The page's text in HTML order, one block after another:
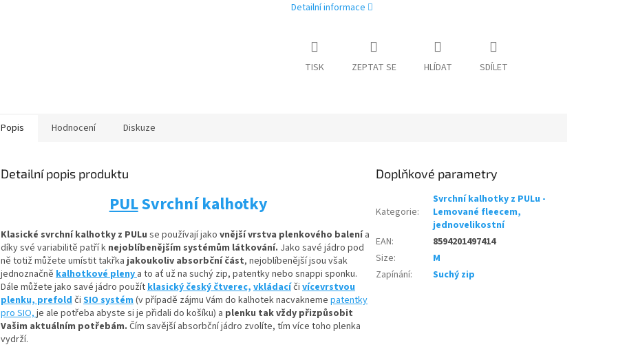
Detailní informace
TISK ZEPTAT SE HLÍDAT SDÍLET
Popis Hodnocení Diskuze
Detailní popis produktu
PULSvrchní kalhotky
Klasické svrchní kalhotky z PULu se používají jako vnější vrstva plenkového balenía
díky své variabilitě patří k nejoblíbenějším systémům látkování. Jako savé jádro pod
ně totiž můžete umístittakřkajakoukoliv absorbčníčást, nejoblíbenější jsou však
jednoznačně kalhotkové pleny a to ať už na suchý zip, patentky nebo snappi sponku.
Dále můžete jako savé jádro použítklasický český čtverec, vkládacíči vícevrstvou
plenku,prefoldči SIO systém(v případě zájmu Vám do kalhotek nacvakneme patentky
pro SIO,je ale potřeba abyste si je přidali do košíku) a plenku tak vždy přizpůsobit
Vašim aktuálním potřebám. Čím savější absorbční jádro zvolíte, tím více toho plenka
vydrží.
Doplňkové parametry
Kategorie:
Svrchní kalhotky z PULu -
Lemované fleecem,
jednovelikostní
EAN:
8594201497414
Size:
M
Zapínání: Suchý zip